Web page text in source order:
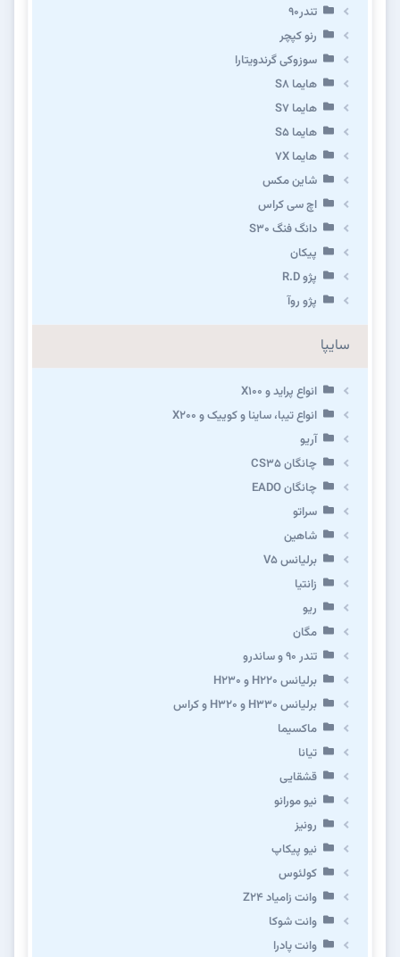
تندر۹۰
رنو کپچر
سوزوکی گرندویتارا
هایما S8
هایما S7
هایما S5
هایما 7X
شاین مکس
اچ سی کراس
دانگ فنگ S30
پیکان
پژو R.D
پژو روآ
سایپا
انواع پراید و X100
انواع تیبا، ساینا و کوییک و X200
آریو
چانگان CS35
چانگان EADO
سراتو
شاهین
برلیانس V5
زانتیا
ریو
مگان
تندر ۹۰ و ساندرو
برلیانس H220 و H230
برلیانس H330 و H320 و کراس
ماکسیما
تیانا
قشقایی
نیو مورانو
رونیز
نیو پیکاپ
كولئوس
وانت زامیاد Z24
وانت شوکا
وانت پادرا